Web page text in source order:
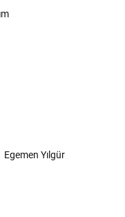
Egemen Yılgür